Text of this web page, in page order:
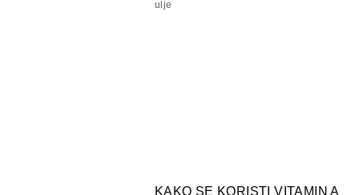
ulje
KAKO SE KORISTI VITAMIN A